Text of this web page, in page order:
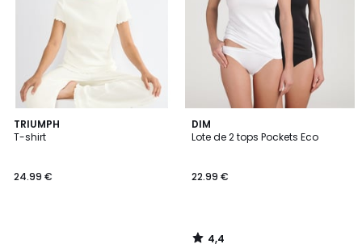
TRIUMPH
T-shirt
€.
24.99 €
DIM
Lote de 2 tops Pockets Eco
22.99 €
4,4
/ 5
4,4